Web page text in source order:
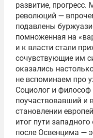
развитие, прогресс.
революций —
подавлены
помноженная на
и к власти стали
сочувствующие им
оказались
не вспоминаем про
Социолог и
поучаствовавший и
становлении
итог пути
после Освенцима —